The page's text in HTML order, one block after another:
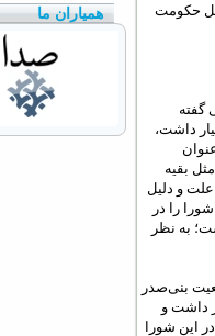
حکومت
ولی گفته
داشت،
تصویب کرد که عنوان
بقیه
و دلیل
را در
به نظر
بنی‌صدر
داشت و
این شورا
همیاران ما